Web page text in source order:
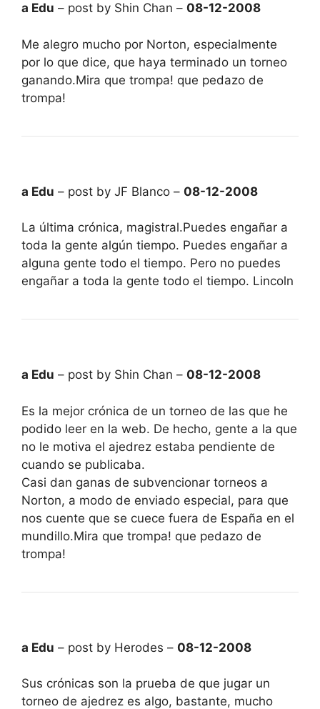
a Edu – post by Shin Chan – 08-12-2008
Me alegro mucho por Norton, especialmente
por lo que dice, que haya terminado un torneo
ganando.Mira que trompa! que pedazo de
trompa!
a Edu – post by JF Blanco – 08-12-2008
La última crónica, magistral.Puedes engañar a
toda la gente algún tiempo. Puedes engañar a
alguna gente todo el tiempo. Pero no puedes
engañar a toda la gente todo el tiempo. Lincoln
a Edu – post by Shin Chan – 08-12-2008
Es la mejor crónica de un torneo de las que he
podido leer en la web. De hecho, gente a la que
no le motiva el ajedrez estaba pendiente de
cuando se publicaba.
Casi dan ganas de subvencionar torneos a
Norton, a modo de enviado especial, para que
nos cuente que se cuece fuera de España en el
mundillo.Mira que trompa! que pedazo de
trompa!
a Edu – post by Herodes – 08-12-2008
Sus crónicas son la prueba de que jugar un
torneo de ajedrez es algo, bastante, mucho